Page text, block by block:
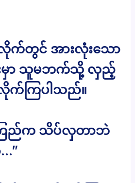
က်တွင် အားလုံးသော
းမှာ သူမဘက်သို့ လှည့်
က်ကြပါသည်။
ြည်က သိပ်လှတာဘဲ